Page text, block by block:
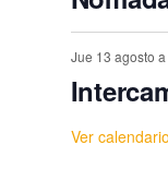
Jue 13 agosto
Ver calendario